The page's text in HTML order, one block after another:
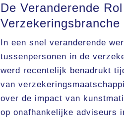
De Veranderende
Verzekeringsbranche
In een snel veranderende
tussenpersonen in de
werd recentelijk benadrukt
van
over de impact van
op onafhankelijke adviseurs